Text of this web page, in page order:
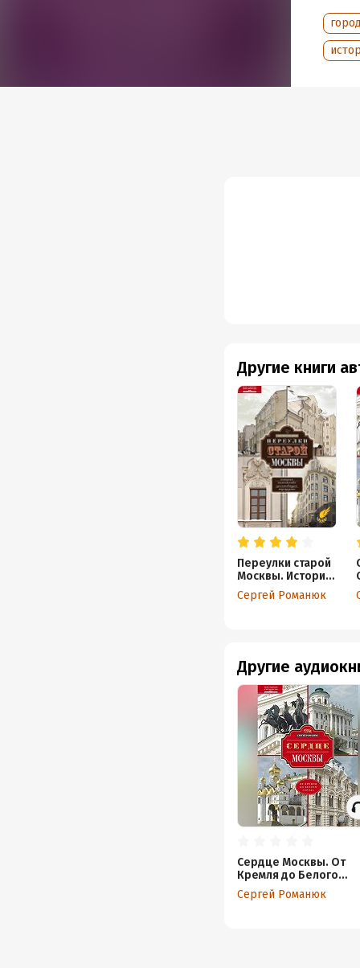
Год
Дата
Другие книги
Переулки старой
Москвы. История.
Памятники
архитектуры.
Сергей Романюк
Другие
Сердце Москвы. От
Кремля до Белого
города
Сергей Романюк